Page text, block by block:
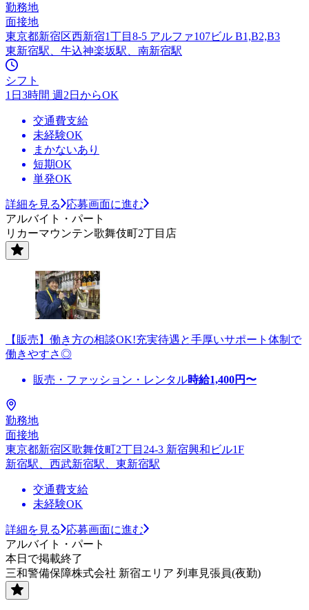
勤務地
面接地
東京都新宿区西新宿1丁目8-5 アルファ107ビル B1,B2,B3
東新宿駅、牛込神楽坂駅、南新宿駅
シフト
1日3時間 週2日からOK
交通費支給
未経験OK
まかないあり
短期OK
単発OK
詳細を見る
応募画面に進む
アルバイト・パート
リカーマウンテン歌舞伎町2丁目店
【販売】働き方の相談OK!充実待遇と手厚いサポート体制で
働きやすさ◎
販売・ファッション・レンタル時給1,400円〜
勤務地
面接地
東京都新宿区歌舞伎町2丁目24-3 新宿興和ビル1F
新宿駅、西武新宿駅、東新宿駅
交通費支給
未経験OK
詳細を見る
応募画面に進む
アルバイト・パート
本日で掲載終了
三和警備保障株式会社 新宿エリア 列車見張員(夜勤)